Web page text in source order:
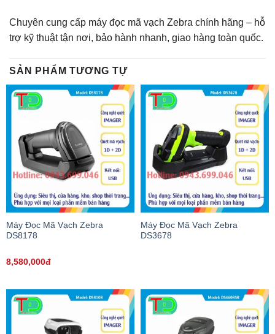
Chuyên cung cấp máy đọc mã vạch Zebra chính hãng – hỗ
trợ kỹ thuật tận nơi, bảo hành nhanh, giao hàng toàn quốc.
SẢN PHẨM TƯƠNG TỰ
Máy Đọc Mã Vạch Zebra
DS8178
8,580,000đ
Máy Đọc Mã Vạch Zebra
DS3678